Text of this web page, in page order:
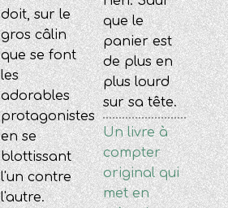
doit, sur le
gros câlin
que se font
les
adorables
protagonistes
en se
blottissant
l'un contre
l'autre.
que le
panier est
de plus en
plus lourd
sur sa tête.
Un livre à
compter
original qui
met en